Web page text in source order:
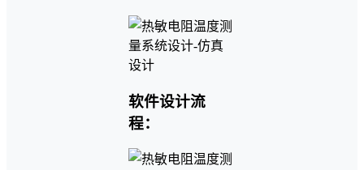
软件设计流
程：